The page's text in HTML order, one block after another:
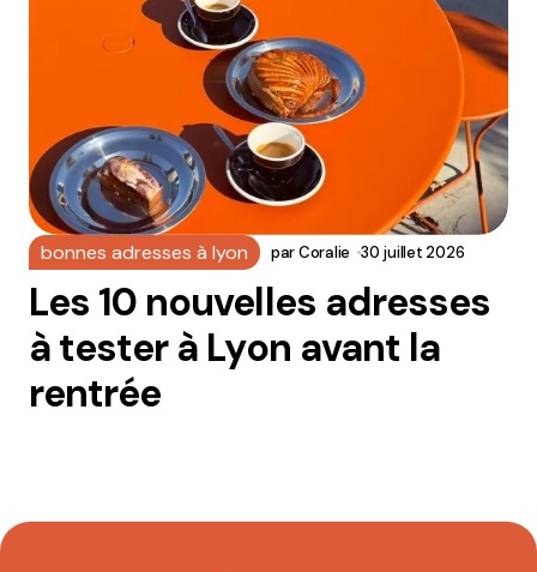
bonnes adresses à lyon parCoralie 30 juillet 2026
Les 10 nouvelles adresses
à tester à Lyon avant la
rentrée